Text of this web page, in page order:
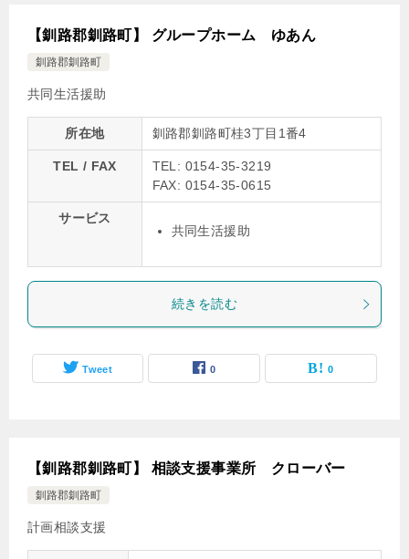
【釧路郡釧路町】 グループホーム ゆあん
釧路郡釧路町
共同生活援助
所在地 釧路郡釧路町桂3丁目1番4
TEL / FAX
TEL: 0154-35-3219
FAX: 0154-35-0615
サービス
共同生活援助
続きを読む
Tweet 0 0
【釧路郡釧路町】 相談支援事業所 クローバー
釧路郡釧路町
計画相談支援